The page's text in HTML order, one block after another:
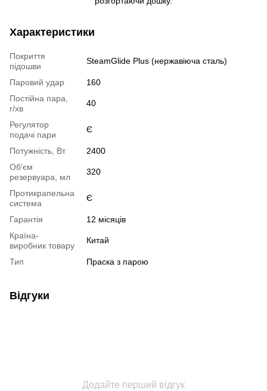
Характеристики
Покриття
підошви
SteamGlide Plus (нержавіюча сталь)
Паровий удар
160
Постійна пара,
г/хв
40
Регулятор
подачі пари
Є
Потужність, Вт
2400
Об'єм
резервуара, мл
320
Протикрапельна
система
Є
Гарантія
12 місяців
Країна-
виробник товару
Китай
Тип Праска з парою
Відгуки
Додайте перший відгук